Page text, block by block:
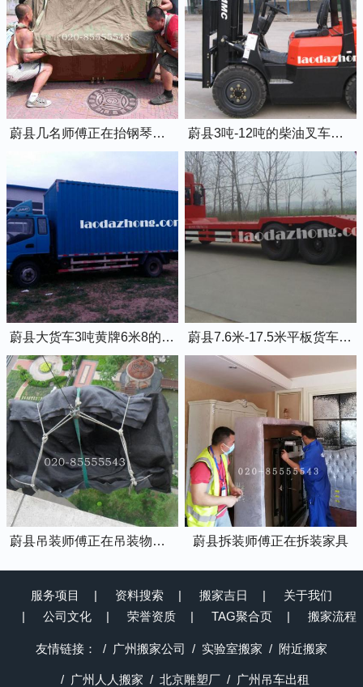
蔚县几名师傅正在抬钢琴上楼 蔚县3吨-12吨的柴油叉车出租
蔚县大货车3吨黄牌6米8的厢式货车 蔚县7.6米-17.5米平板货车出租
蔚县吊装师傅正在吊装物品上楼 蔚县拆装师傅正在拆装家具
服务项目 资料搜索 搬家吉日
关于我们
公司文化
荣誉资质 TAG聚合页 搬家流程
友情链接： 广州搬家公司 实验室搬家 附近搬家
广州人人搬家 北京雕塑厂 广州吊车出租